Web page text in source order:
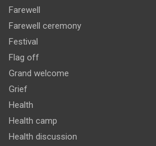
Farewell
Farewell ceremony
Festival
Flag off
Grand welcome
Grief
Health
Health camp
Health discussion